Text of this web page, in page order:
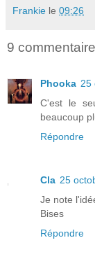
Frankie le 09:26
9
Phooka 25
C'est le
beaucoup
Répondre
Cla 25
Je note
Bises
Répondre